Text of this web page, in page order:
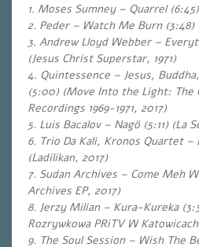
1. Moses Sumney – Quarrel
2. Peder – Watch Me Burn (3:48)
3. Andrew Lloyd Webber –
(Jesus Christ Superstar, 1971)
4. Quintessence – Jesus,
(5:00) (Move Into the Light: The
Recordings 1969-1971, 2017)
5. Luis Bacalov – Nagö (5:11) (La
6. Trio Da Kali, Kronos Quartet –
(Ladilikan, 2017)
7. Sudan Archives – Come Meh
Archives EP, 2017)
8. Jerzy Milian – Kura-Kureka
Rozrywkowa PRiTV W
9. The Soul Session – Wish The